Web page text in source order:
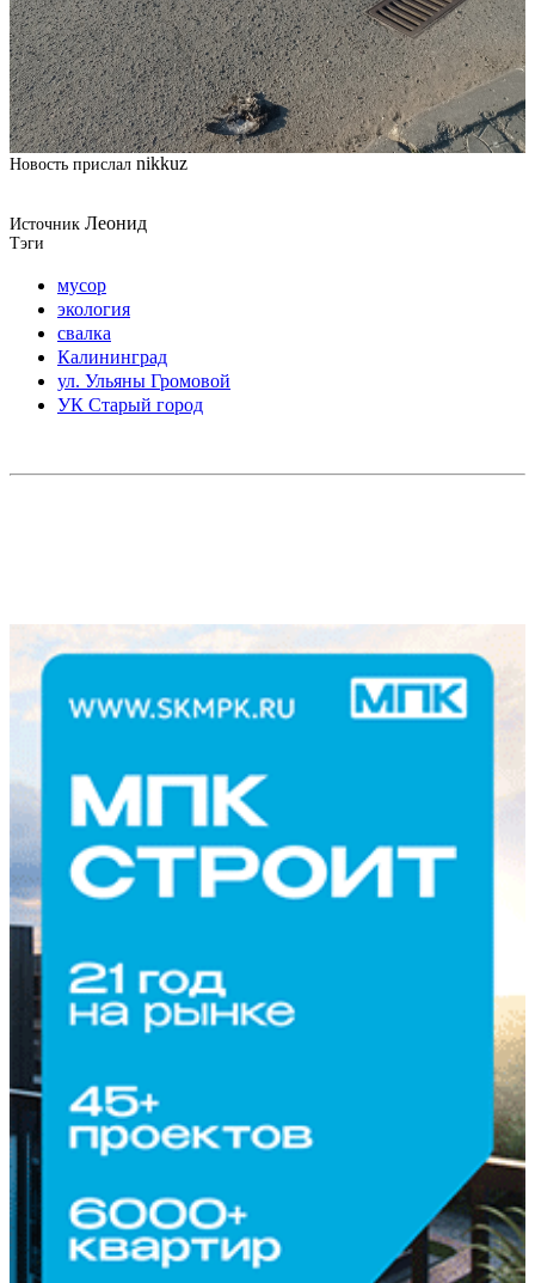
Новость прислал nikkuz
Источник Леонид
Тэги
мусор
экология
свалка
Калининград
ул. Ульяны Громовой
УК Старый город